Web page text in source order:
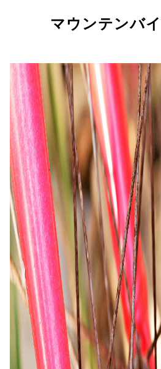
マウンテンバ